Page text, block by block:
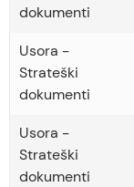
dokumenti
Usora -
Strateški
dokumenti
Usora -
Strateški
dokumenti